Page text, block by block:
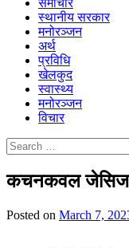
समाचार
स्थानीय सरकार
मनोरञ्जन
अर्थ
प्रविधि
खेलकुद
स्वास्थ्य
मनोरञ्जन
विचार
Search
for:
कचनकवल
Posted on March 7,